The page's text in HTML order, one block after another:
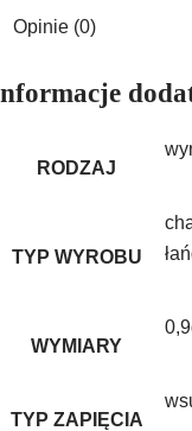
Opinie (0)
RODZAJ
TYP WYROBU
WYMIARY
TYP ZAPIĘCIA